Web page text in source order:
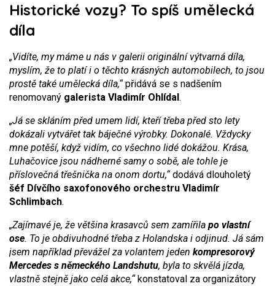
Historické vozy? To spíš umělecká
díla
„Vidíte, my máme u nás v galerii originální výtvarná díla,
myslím, že to platí i o těchto krásných automobilech, to jsou
prostě také umělecká díla,“přidává se s nadšením
renomovaný galerista Vladimír Ohlídal.
„Já se skláním před umem lidí, kteří třeba před sto lety
dokázali vytvářet tak báječné výrobky. Dokonalé. Vždycky
mne potěší, když vidím, co všechno lidé dokážou. Krása,
Luhačovice jsou nádherné samy o sobě, ale tohle je
příslovečná třešnička na onom dortu,“dodává dlouholetý
šéf Dívčího saxofonového orchestru Vladimír
Schlimbach.
„Zajímavé je, že většina krasavců sem zamířila po vlastní
ose. To je obdivuhodné třeba z Holandska i odjinud. Já sám
jsem například převážel za volantem jeden kompresorový
Mercedes s německého Landshutu, byla to skvělá jízda,
vlastně stejně jako celá akce,“konstatoval za organizátory